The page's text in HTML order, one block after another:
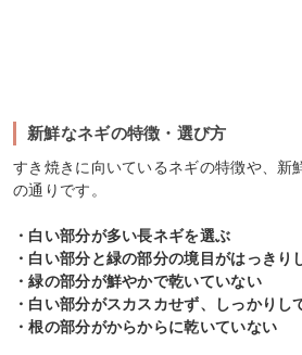
新鮮なネギの特徴・選び方
すき焼きに向いているネギの特徴や、新
の通りです。
・白い部分が多い長ネギを選ぶ
・白い部分と緑の部分の境目がはっきり
・緑の部分が鮮やかで乾いていない
・白い部分がスカスカせず、しっかりし
・根の部分がからからに乾いていない